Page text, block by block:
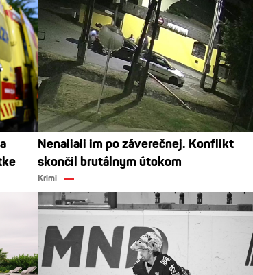
Nenaliali im po záverečnej. Konflikt
skončil brutálnym útokom
Krimi